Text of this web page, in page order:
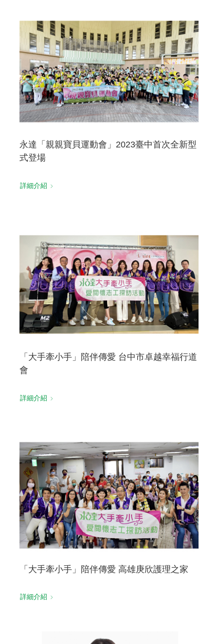
永達「親親寶貝運動會」2023臺中首次全新型
式登場
詳細介紹
「大手牽小手」陪伴傳愛 台中市卓越幸福行道
會
詳細介紹
「大手牽小手」陪伴傳愛 高雄庚欣護理之家
詳細介紹